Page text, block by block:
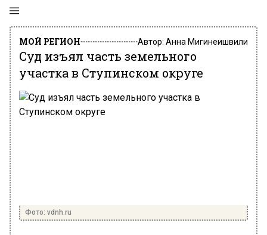
МОЙ РЕГИОН Автор: Анна Мигинеишвили
Суд изъял часть земельного
участка в Ступинском округе
Фото: vdnh.ru